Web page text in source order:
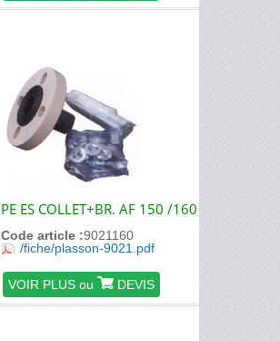
PE ES COLLET+BR. AF 150 /160
Code article :9021160
/fiche/plasson-9021.pdf
VOIR PLUS ou DEVIS